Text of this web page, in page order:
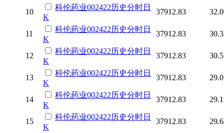
10
科伦药业002422历史分时日
K
37912.83
11
科伦药业002422历史分时日
K
37912.83
12
科伦药业002422历史分时日
K
37912.83
13
科伦药业002422历史分时日
K
37912.83
14
科伦药业002422历史分时日
K
37912.83
15
科伦药业002422历史分时日
K
37912.83